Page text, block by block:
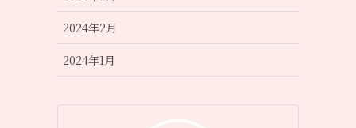
2024年2月
2024年1月